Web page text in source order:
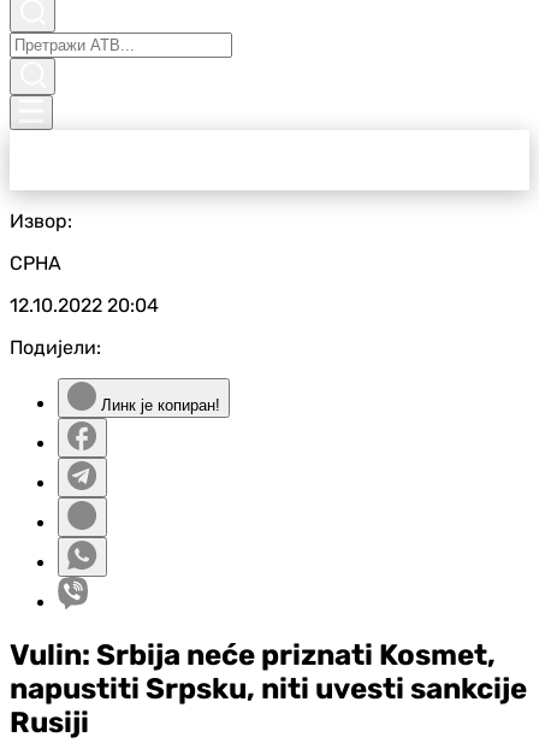
Извор:
СРНА
12.10.2022 20:04
Подијели:
Линк је копиран!
Vulin: Srbija neće priznati Kosmet,
napustiti Srpsku, niti uvesti sankcije
Rusiji